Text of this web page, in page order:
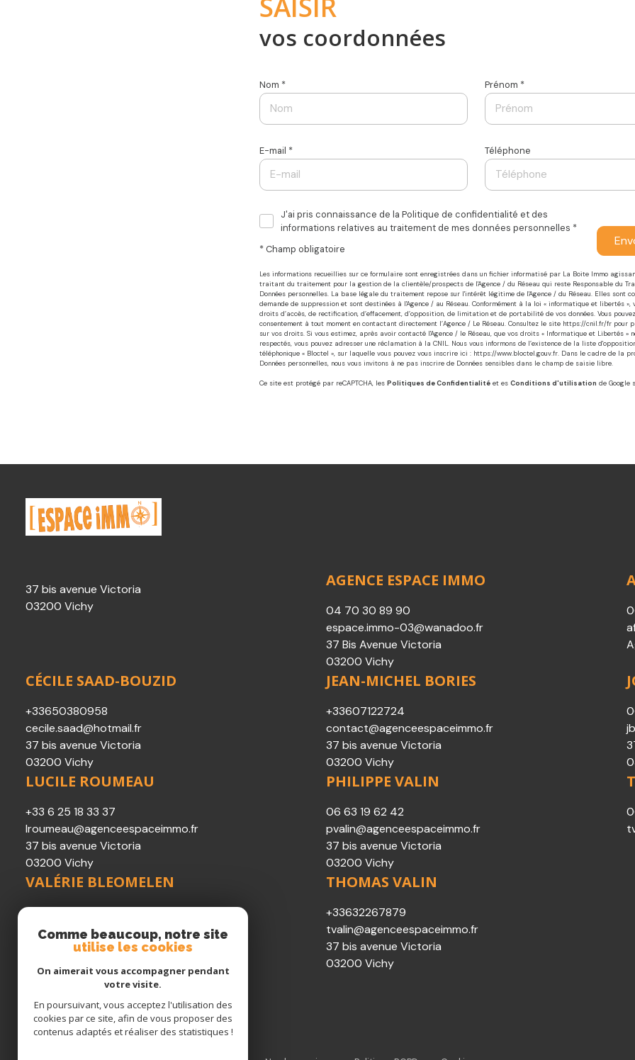
vos coordonnées
Nom * Prénom *
E-mail * Téléphone
J'ai pris connaissance de la Politique de confidentialité et des
informations relatives au traitement de mes données personnelles *
* Champ obligatoire
Les informations recueillies sur ce formulaire sont enregistrées dans un fichier informatisé par La Boite Immo
traitant du traitement pour la gestion de la clientèle/prospects de l'Agence / du Réseau qui reste Responsable du
Données personnelles. La base légale du traitement repose sur l'intérêt légitime de l'Agence / du Réseau. Elles sont
demande de suppression et sont destinées à l'Agence / au Réseau. Conformément à la loi « informatique et libertés »,
droits d’accès, de rectification, d’effacement, d’opposition, de limitation et de portabilité de vos données. Vous
consentement à tout moment en contactant directement l’Agence / Le Réseau. Consultez le site https://cnil.fr/fr pour
sur vos droits. Si vous estimez, après avoir contacté l'Agence / le Réseau, que vos droits « Informatique et Libertés »
respectés, vous pouvez adresser une réclamation à la CNIL. Nous vous informons de l’existence de la liste
téléphonique « Bloctel », sur laquelle vous pouvez vous inscrire ici : https://www.bloctel.gouv.fr. Dans le cadre de la
Données personnelles, nous vous invitons à ne pas inscrire de Données sensibles dans le champ de saisie libre.
Ce site est protégé par reCAPTCHA, les Politiques de Confidentialité et es Conditions d'utilisation de Google
37 bis avenue Victoria
03200 Vichy
AGENCE ESPACE IMMO
04 70 30 89 90
espace.immo-03@wanadoo.fr
37 Bis Avenue Victoria
03200 Vichy
CÉCILE SAAD-BOUZID
+33650380958
cecile.saad@hotmail.fr
37 bis avenue Victoria
03200 Vichy
JEAN-MICHEL BORIES
+33607122724
contact@agenceespaceimmo.fr
37 bis avenue Victoria
03200 Vichy
LUCILE ROUMEAU
+33 6 25 18 33 37
lroumeau@agenceespaceimmo.fr
37 bis avenue Victoria
03200 Vichy
PHILIPPE VALIN
06 63 19 62 42
pvalin@agenceespaceimmo.fr
37 bis avenue Victoria
03200 Vichy
VALÉRIE BLEOMELEN
06 04 09 93 68
vbleomelen@agenceespaceimmo.fr
37 bis avenue Victoria
THOMAS VALIN
+33632267879
tvalin@agenceespaceimmo.fr
37 bis avenue Victoria
03200 Vichy
Restons connectés
Comme beaucoup, notre site
utilise les cookies
On aimerait vous accompagner pendant
votre visite.
En poursuivant, vous acceptez l'utilisation des
cookies par ce site, afin de vous proposer des
contenus adaptés et réaliser des statistiques !